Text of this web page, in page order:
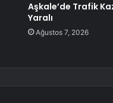
Aşkale’de Trafik
Yaralı
Ağustos 7, 2026